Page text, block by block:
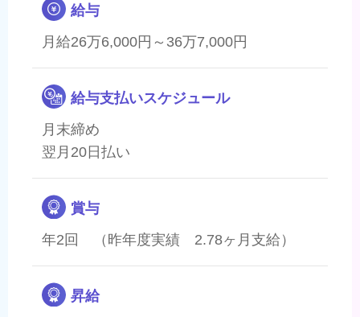
給与
月給26万6,000円～36万7,000円
給与支払いスケジュール
月末締め
翌月20日払い
賞与
年2回 （昨年度実績 2.78ヶ月支給）
昇給